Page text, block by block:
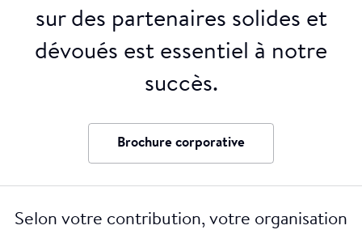
sur des partenaires solides et
dévoués est essentiel à notre
succès.
Brochure corporative
Selon votre contribution, votre organisation